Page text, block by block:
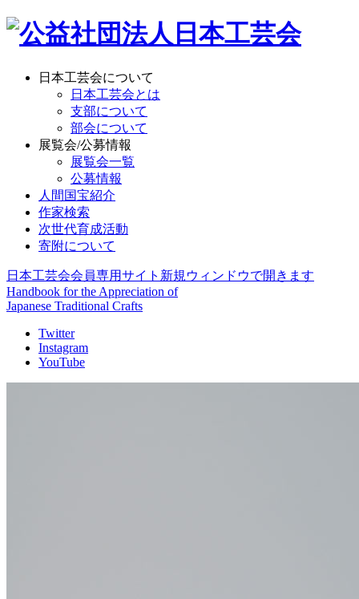
日本工芸会について
日本工芸会とは
支部について
部会について
展覧会/公募情報
展覧会一覧
公募情報
人間国宝紹介
作家検索
次世代育成活動
寄附について
日本工芸会会員専用サイト 新規ウィンドウで開きます
Handbook for the Appreciation of
Japanese Traditional Crafts
Twitter
Instagram
YouTube